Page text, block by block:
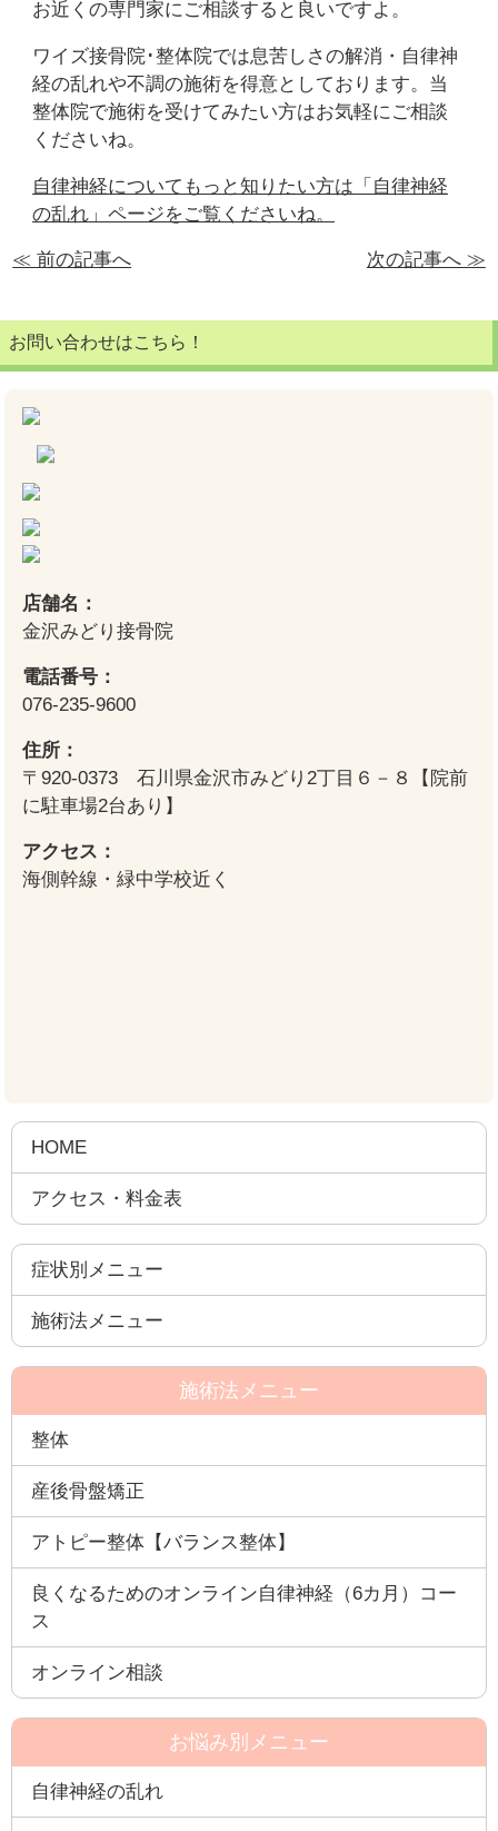
お近くの専門家にご相談すると良いですよ。
ワイズ接骨院･整体院では息苦しさの解消・自律神
経の乱れや不調の施術を得意としております。当
整体院で施術を受けてみたい方はお気軽にご相談
くださいね。
自律神経についてもっと知りたい方は「自律神経
の乱れ」ページをご覧くださいね。
≪ 前の記事へ 次の記事へ ≫
お問い合わせはこちら！
店舗名：
金沢みどり接骨院
電話番号：
076-235-9600
住所：
〒920-0373 石川県金沢市みどり2丁目６－８【院前
に駐車場2台あり】
アクセス：
海側幹線・緑中学校近く
HOME
アクセス・料金表
症状別メニュー
施術法メニュー
施術法メニュー
整体
産後骨盤矯正
アトピー整体【バランス整体】
良くなるためのオンライン自律神経（6カ月）コー
ス
オンライン相談
お悩み別メニュー
自律神経の乱れ